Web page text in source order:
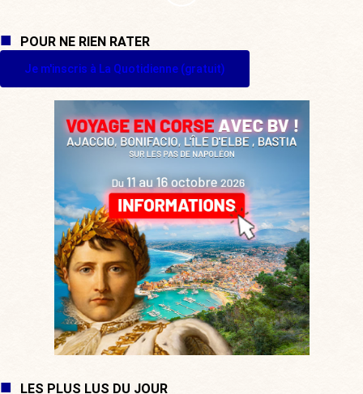
POUR NE RIEN RATER
Je m'inscris à La Quotidienne (gratuit)
LES PLUS LUS DU JOUR